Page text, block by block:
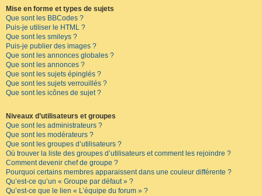
Mise en forme et types de sujets
Que sont les BBCodes ?
Puis-je utiliser le HTML ?
Que sont les smileys ?
Puis-je publier des images ?
Que sont les annonces globales ?
Que sont les annonces ?
Que sont les sujets épinglés ?
Que sont les sujets verrouillés ?
Que sont les icônes de sujet ?
Niveaux d’utilisateurs et groupes
Que sont les administrateurs ?
Que sont les modérateurs ?
Que sont les groupes d’utilisateurs ?
Où trouver la liste des groupes d’utilisateurs et comment les rejoindre ?
Comment devenir chef de groupe ?
Pourquoi certains membres apparaissent dans une couleur différente ?
Qu’est-ce qu’un « Groupe par défaut » ?
Qu’est-ce que le lien « L’équipe du forum » ?